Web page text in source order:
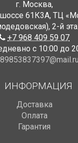
г. Москва,
61К3А, ТЦ
, 2-й
+7 968 409 59 07
с 10:00 до
89853837397@mail.ru
ИНФОРМАЦИЯ
Доставка
Оплата
Гарантия